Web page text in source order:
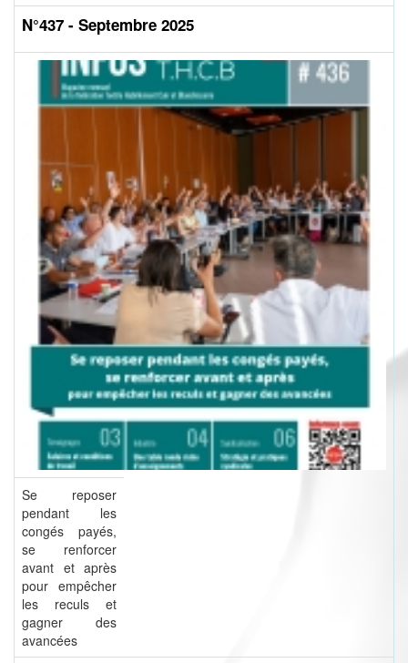
N°437 - Septembre 2025
Se reposer
pendant les
congés payés,
se renforcer
avant et après
pour empêcher
les reculs et
gagner des
avancées